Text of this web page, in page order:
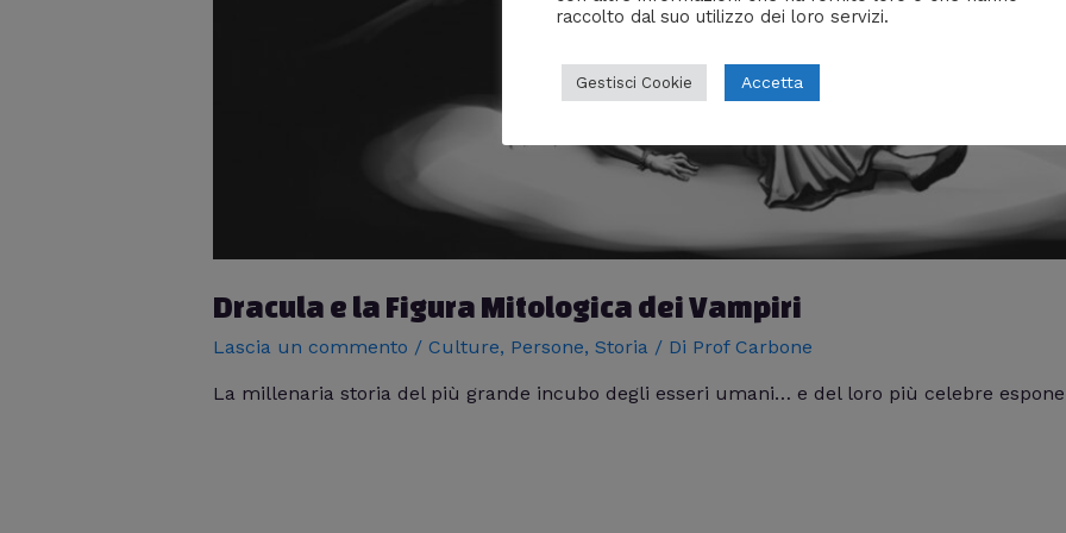
Dracula e la Figura Mitologica dei Vampiri
Lascia un commento / Culture, Persone, Storia / Di Prof Carbone
La millenaria storia del più grande incubo degli esseri umani… e del loro più celebre
raccolto dal suo utilizzo dei loro servizi.
Gestisci Cookie Accetta